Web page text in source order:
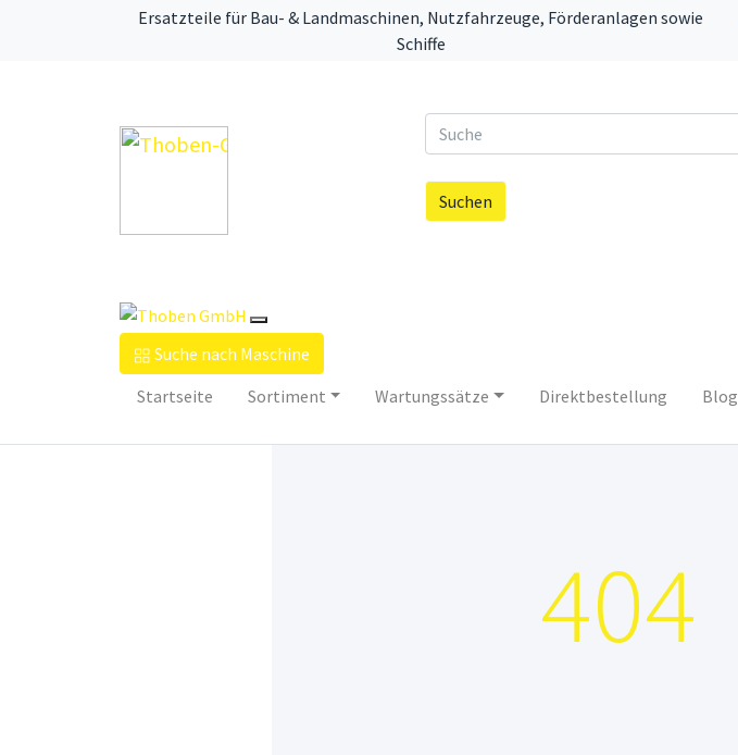
Ersatzteile für Bau- & Landmaschinen, Nutzfahrzeuge, Förderanlagen sowie
Schiffe
Suchen
Suche nach Maschine
Startseite
Sortiment Wartungssätze Direktbestellung Blog
404